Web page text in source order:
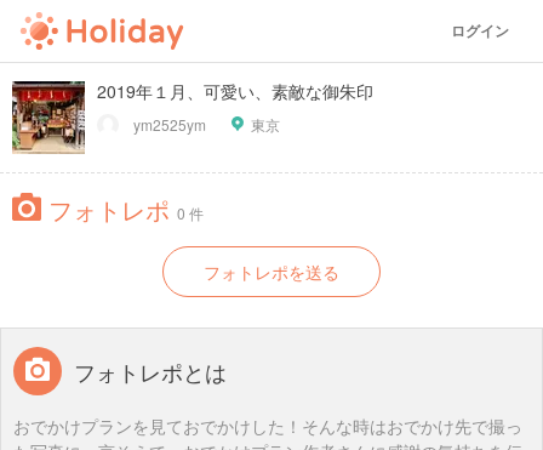
ログイン
2019年１月、可愛い、素敵な御朱印
ym2525ym 東京
フォトレポ 0 件
フォトレポを送る
フォトレポとは
おでかけプランを見ておでかけした！そんな時はおでかけ先で撮っ